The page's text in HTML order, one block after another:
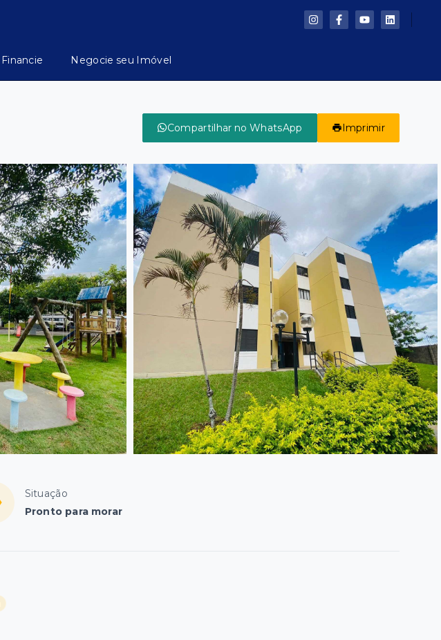
Financie Negocie seu Imóvel
Compartilhar no WhatsApp Imprimir
Situação
Pronto para morar